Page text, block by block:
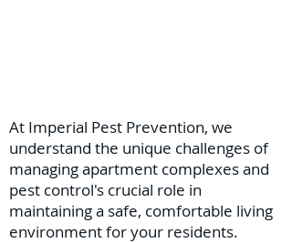
At Imperial Pest Prevention, we
understand the unique challenges of
managing apartment complexes and
pest control's crucial role in
maintaining a safe, comfortable living
environment for your residents.